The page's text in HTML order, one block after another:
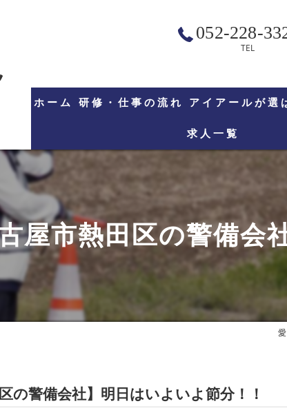
052-228-
TEL
ホーム 研修・仕事の流れ アイアールが選
求人一覧
屋市熱田区の警備会
の警備会社】明日はいよいよ節分！！